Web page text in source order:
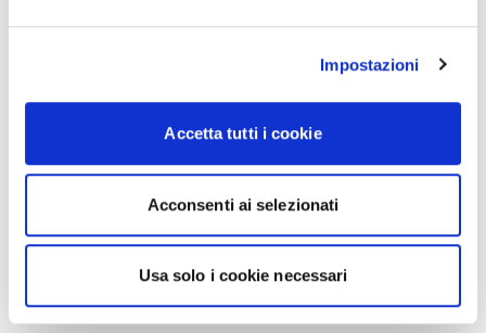
Impostazioni
Accetta tutti i cookie
Acconsenti ai selezionati
Usa solo i cookie necessari